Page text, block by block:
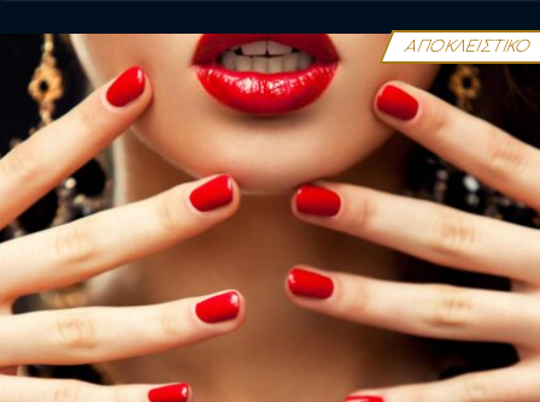
ΑΠΟΚΛΕΙΣΤΙΚΟ